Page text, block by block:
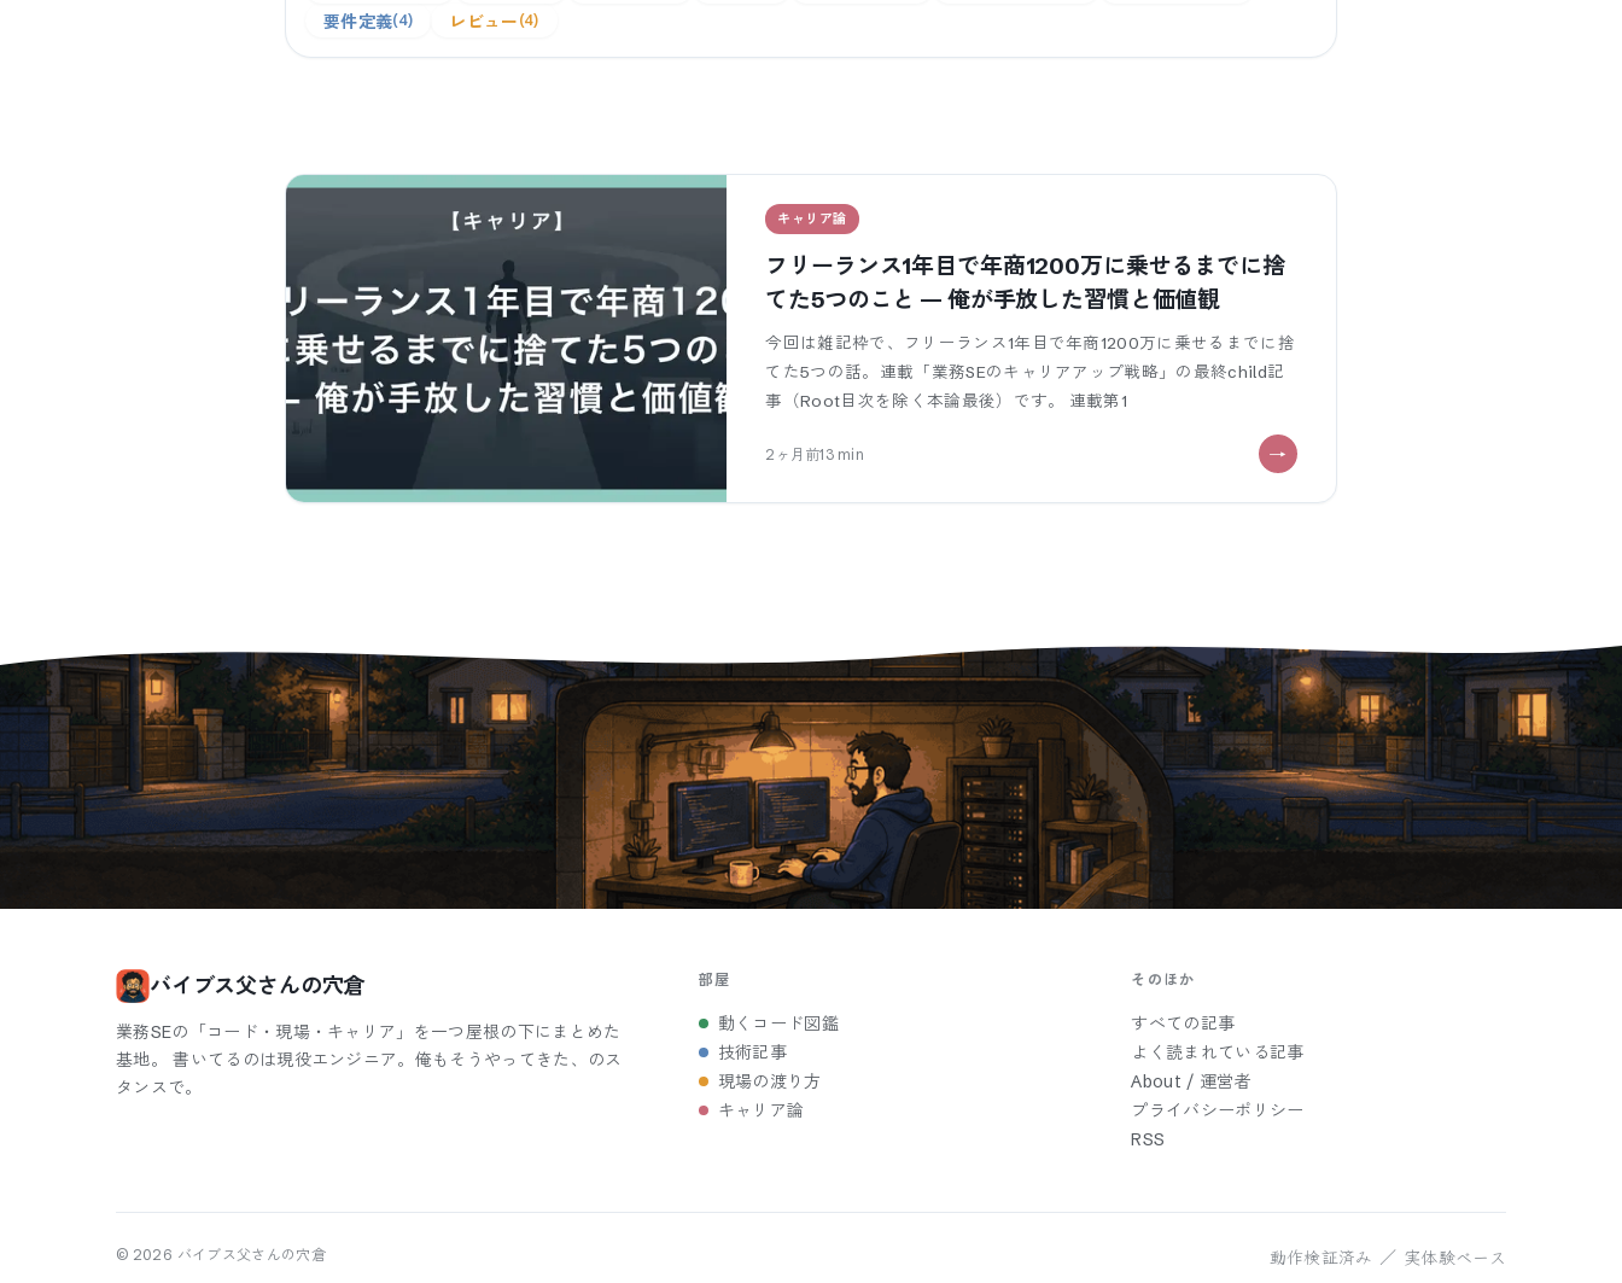
要件定義 4 レビュー 4
キャリア論
フリーランス1年目で年商1200万に乗せるまでに捨
てた5つのこと — 俺が手放した習慣と価値観
今回は雑記枠で、フリーランス1年目で年商1200万に乗せるまでに捨
てた5つの話。連載「業務SEのキャリアアップ戦略」の最終child記
事（Root目次を除く本論最後）です。 連載第1
2ヶ月前13min
バイブス父さんの穴倉
業務SEの「コード・現場・キャリア」を一つ屋根の下にまとめた
基地。 書いてるのは現役エンジニア。俺もそうやってきた、のス
タンスで。
部屋
動くコード図鑑
技術記事
現場の渡り方
キャリア論
そのほか
すべての記事
よく読まれている記事
About / 運営者
プライバシーポリシー
RSS
© 2026 バイブス父さんの穴倉 動作検証済み ／ 実体験ベース